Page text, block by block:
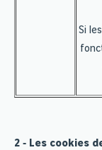
Si
2 ‐ Les cookies